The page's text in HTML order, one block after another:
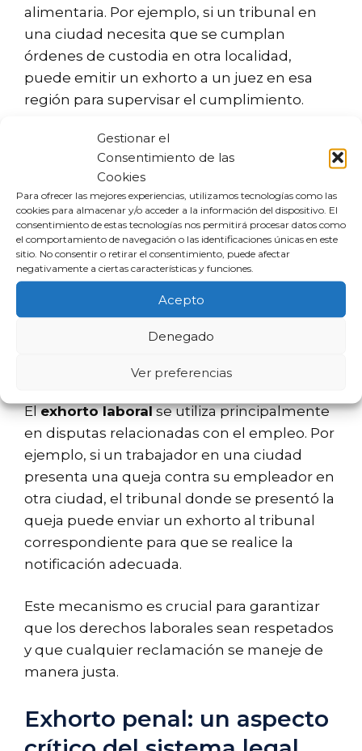
Gestionar el
Consentimiento de las
Cookies
Para ofrecer las mejores experiencias, utilizamos tecnologías como las
cookies para almacenar y/o acceder a la información del dispositivo. El
consentimiento de estas tecnologías nos permitirá procesar datos como
el comportamiento de navegación o las identificaciones únicas en este
sitio. No consentir o retirar el consentimiento, puede afectar
negativamente a ciertas características y funciones.
Acepto
Denegado
Ver preferencias
alimentaria. Por ejemplo, si un tribunal en
una ciudad necesita que se cumplan
órdenes de custodia en otra localidad,
puede emitir un exhorto a un juez en esa
región para supervisar el cumplimiento.
Este proceso ayuda a:
Proteger los derechos de los menores
involucrados.
Facilitar la resolución de conflictos
familiares en distintas jurisdicciones.
Fortalecer el cumplimiento de las
resoluciones judiciales.
Exhorto laboral y su
aplicación
Elexhorto laboralse utiliza principalmente
en disputas relacionadas con el empleo. Por
ejemplo, si un trabajador en una ciudad
presenta una queja contra su empleador en
otra ciudad, el tribunal donde se presentó la
queja puede enviar un exhorto al tribunal
correspondiente para que se realice la
notificación adecuada.
Este mecanismo es crucial para garantizar
que los derechos laborales sean respetados
y que cualquier reclamación se maneje de
manera justa.
Exhorto penal: un aspecto